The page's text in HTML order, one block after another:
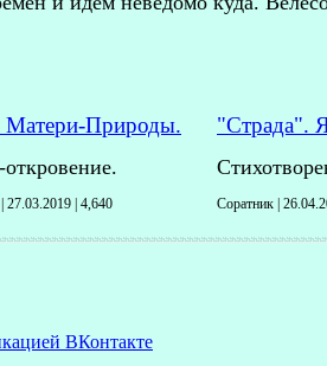
Матери-Природы.
27.03.2019 | 4,640
"Страда".
Соратник |
ВКонтакте